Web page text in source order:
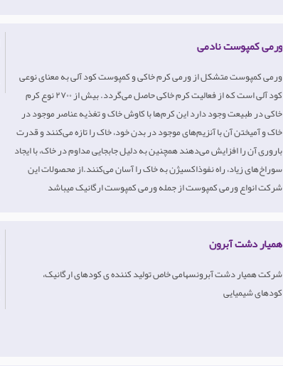
ورمی کمپوست نادمی
ورمی‌ کمپوست متشکل از ورمی کرم خاکی و کمپوست کود آلی به معنای نوعی
کود آلی است که از فعالیت کرم خاکی حاصل می‌گردد. بیش از ۲۷۰۰ نوع کرم
خاکی در طبیعت وجود دارد این کرم‌ها با کاوش خاک و تغذیه عناصر موجود در
خاک و آمیختن آن با آنزیم‌های موجود در بدن خود، خاک را تازه می‌کنند و قدرت
باروری آن را افزایش می‌دهند همچنین به دلیل جابجایی مداوم در خاک، با ایجاد
سوراخ‌های زیاد، راه نفوذاکسیژن به خاک را آسان می‌کنند.از محصولات این
شرکت انواع ورمی کمپوست از جمله ورمی کمپوست ارگانیک میباشد
همیار دشت آبرون
شرکت همیار دشت آبرونسهامی خاص تولید کننده ی کودهای ارگانیک،
کودهای شیمیایی